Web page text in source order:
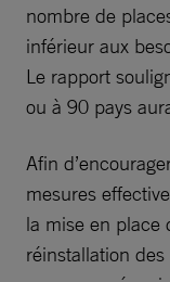
nombre de
inférieur aux
Le rapport
ou à 90 pays
Afin
mesures
la mise en place
réinstallation